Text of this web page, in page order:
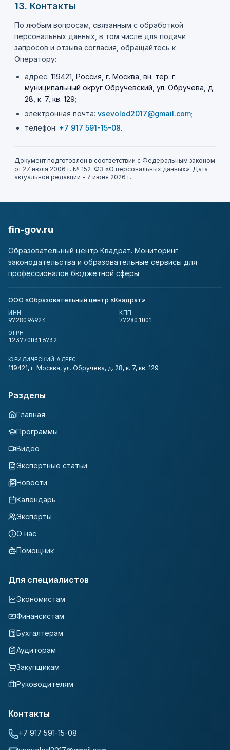
13. Контакты
По любым вопросам, связанным с обработкой
персональных данных, в том числе для подачи
запросов и отзыва согласия, обращайтесь к
Оператору:
адрес: 119421, Россия, г. Москва, вн. тер. г.
муниципальный округ Обручевский, ул. Обручева, д.
28, к. 7, кв. 129;
электронная почта: vsevolod2017@gmail.com;
телефон: +7 917 591-15-08.
Документ подготовлен в соответствии с Федеральным законом
от 27 июля 2006 г. № 152-ФЗ «О персональных данных». Дата
актуальной редакции - 7 июня 2026 г..
fin-gov.ru
Образовательный центр Квадрат. Мониторинг
законодательства и образовательные сервисы для
профессионалов бюджетной сферы
ООО «Образовательный центр «Квадрат»
ИНН
9728094924
КПП
772801001
ОГРН
1237700316732
ЮРИДИЧЕСКИЙ АДРЕС
119421, г. Москва, ул. Обручева, д. 28, к. 7, кв. 129
Разделы
Главная
Программы
Видео
Экспертные статьи
Новости
Календарь
Эксперты
О нас
Помощник
Для специалистов
Экономистам
Финансистам
Бухгалтерам
Аудиторам
Закупщикам
Руководителям
Контакты
+7 917 591-15-08